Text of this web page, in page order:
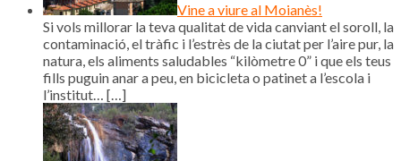
Vine a viure al Moianès!
Si vols millorar la teva qualitat de vida canviant el soroll, la
contaminació, el tràfic i l’estrès de la ciutat per l’aire pur, la
natura, els aliments saludables “kilòmetre 0” i que els teus
fills puguin anar a peu, en bicicleta o patinet a l’escola i
l’institut… […]